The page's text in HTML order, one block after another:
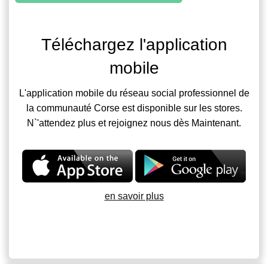
Téléchargez l'application
mobile
L'application mobile du réseau social professionnel de
la communauté Corse est disponible sur les stores.
N`'attendez plus et rejoignez nous dès Maintenant.
en savoir plus